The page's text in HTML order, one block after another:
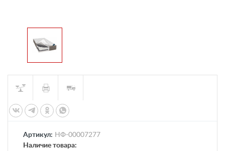
Артикул: НФ-00007277
Наличие товара: